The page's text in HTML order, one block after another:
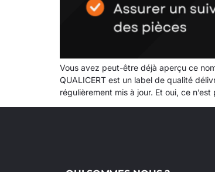
Vous avez peut-être déjà aperçu ce
QUALICERT est un label de qualité
régulièrement mis à jour. Et oui, ce